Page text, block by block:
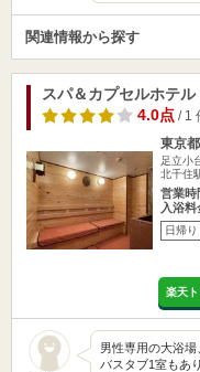
関連情報から探す
スパ＆カプセルホテ
4.0点/ 1
東京
足立小
北千住
営業時
入浴料
日帰り
楽天
男性専用の大浴
バスタブ1室もあ